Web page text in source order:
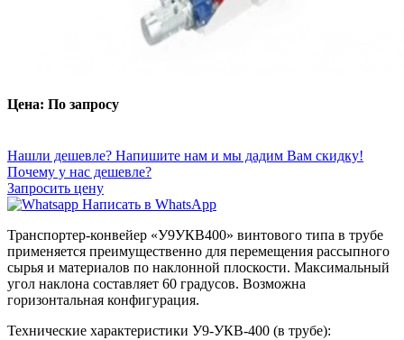
Цена: По запросу
Нашли дешевле? Напишите нам и мы дадим Вам скидку!
Почему у нас дешевле?
Запросить цену
Написать в WhatsApp
Транспортер-конвейер «‎У9УКВ400» винтового типа в трубе
применяется преимущественно для перемещения рассыпного
сырья и материалов по наклонной плоскости. Максимальный
угол наклона составляет 60 градусов. Возможна
горизонтальная конфигурация.
Технические характеристики У9-УКВ-400 (в трубе):